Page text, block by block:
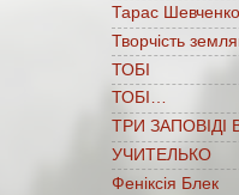
Тарас Шевченко
Творчість
ТОБІ
ТОБІ…
ТРИ ЗАПОВІДІ
УЧИТЕЛЬКО
Феніксія Блек